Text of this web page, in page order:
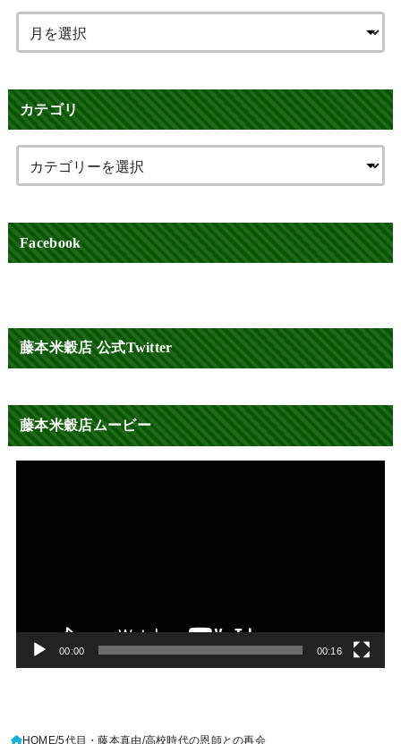
カテゴリ
Facebook
藤本米穀店 公式Twitter
藤本米穀店ムービー
00:00 00:16
HOME 5代目・藤本真由 高校時代の恩師との再会